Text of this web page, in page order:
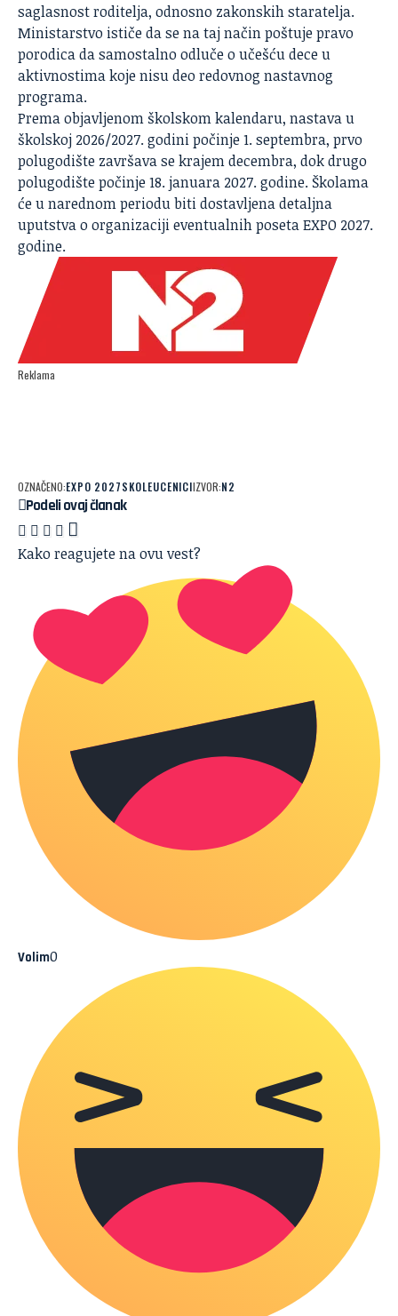
saglasnost roditelja, odnosno zakonskih staratelja.
Ministarstvo ističe da se na taj način poštuje pravo
porodica da samostalno odluče o učešću dece u
aktivnostima koje nisu deo redovnog nastavnog
programa.
Prema objavljenom školskom kalendaru, nastava u
školskoj 2026/2027. godini počinje 1. septembra, prvo
polugodište završava se krajem decembra, dok drugo
polugodište počinje 18. januara 2027. godine. Školama
će u narednom periodu biti dostavljena detaljna
uputstva o organizaciji eventualnih poseta EXPO 2027.
godine.
Reklama
OZNAČENO:EXPO 2027SKOLEUCENICIIZVOR:N2
Podeli ovaj članak
Kako reagujete na ovu vest?
Volim0